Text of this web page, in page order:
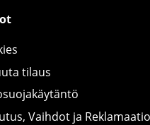
tilaus
Vaihdot ja